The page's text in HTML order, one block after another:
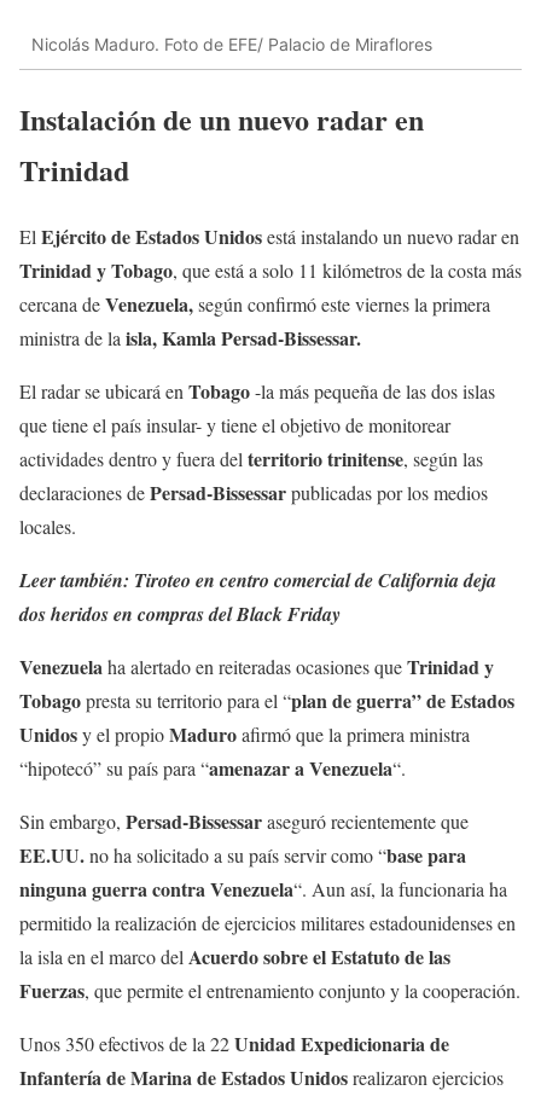
Nicolás Maduro. Foto de EFE/ Palacio de Miraflores
Instalación de un nuevo radar en
Trinidad
El Ejército de Estados Unidosestá instalando un nuevo radar en
Trinidad y Tobago, que está a solo 11 kilómetros de la costa más
cercana deVenezuela,según confirmó este viernes la primera
ministra de la isla, Kamla Persad-Bissessar.
El radar se ubicará en Tobago-la más pequeña de las dos islas
que tiene el país insular- y tiene el objetivo de monitorear
actividades dentro y fuera del territorio trinitense, según las
declaraciones dePersad-Bissessarpublicadas por los medios
locales.
Leer también: Tiroteo en centro comercial de California deja
dos heridos en compras del Black Friday
Venezuelaha alertado en reiteradas ocasiones queTrinidad y
Tobagopresta su territorio para el “plan de guerra” de Estados
Unidosy el propioMaduroafirmó que la primera ministra
“hipotecó” su país para “amenazar a Venezuela“.
Sin embargo, Persad-Bissessaraseguró recientemente que
EE.UU.no ha solicitado a su país servir como “base para
ninguna guerra contra Venezuela“. Aun así, la funcionaria ha
permitido la realización de ejercicios militares estadounidenses en
la isla en el marco del Acuerdo sobre el Estatuto de las
Fuerzas, que permite el entrenamiento conjunto y la cooperación.
Unos 350 efectivos de la 22Unidad Expedicionariade
Infantería de Marina de Estados Unidosrealizaron ejercicios